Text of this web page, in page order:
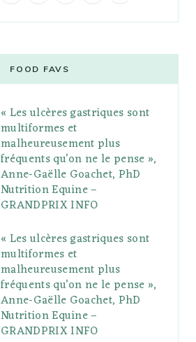
g
l
e
P
l
s
t
a
g
r
a
m
e
r
e
s
o
l
r
FOOD FAVS
« Les ulcères gastriques sont
multiformes et
malheureusement plus
fréquents qu’on ne le pense »,
Anne-Gaëlle Goachet, PhD
Nutrition Equine –
GRANDPRIX INFO
« Les ulcères gastriques sont
multiformes et
malheureusement plus
fréquents qu’on ne le pense »,
Anne-Gaëlle Goachet, PhD
Nutrition Equine –
GRANDPRIX INFO